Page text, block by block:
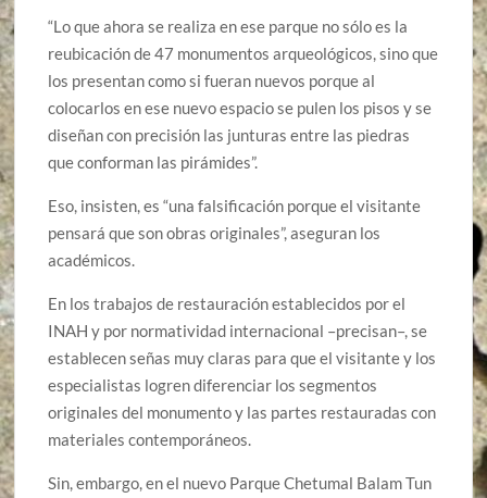
“Lo que ahora se realiza en ese parque no sólo es la
reubicación de 47 monumentos arqueológicos, sino que
los presentan como si fueran nuevos porque al
colocarlos en ese nuevo espacio se pulen los pisos y se
diseñan con precisión las junturas entre las piedras
que conforman las pirámides”.
Eso, insisten, es “una falsificación porque el visitante
pensará que son obras originales”, aseguran los
académicos.
En los trabajos de restauración establecidos por el
INAH y por normatividad internacional –precisan–, se
establecen señas muy claras para que el visitante y los
especialistas logren diferenciar los segmentos
originales del monumento y las partes restauradas con
materiales contemporáneos.
Sin, embargo, en el nuevo Parque Chetumal Balam Tun